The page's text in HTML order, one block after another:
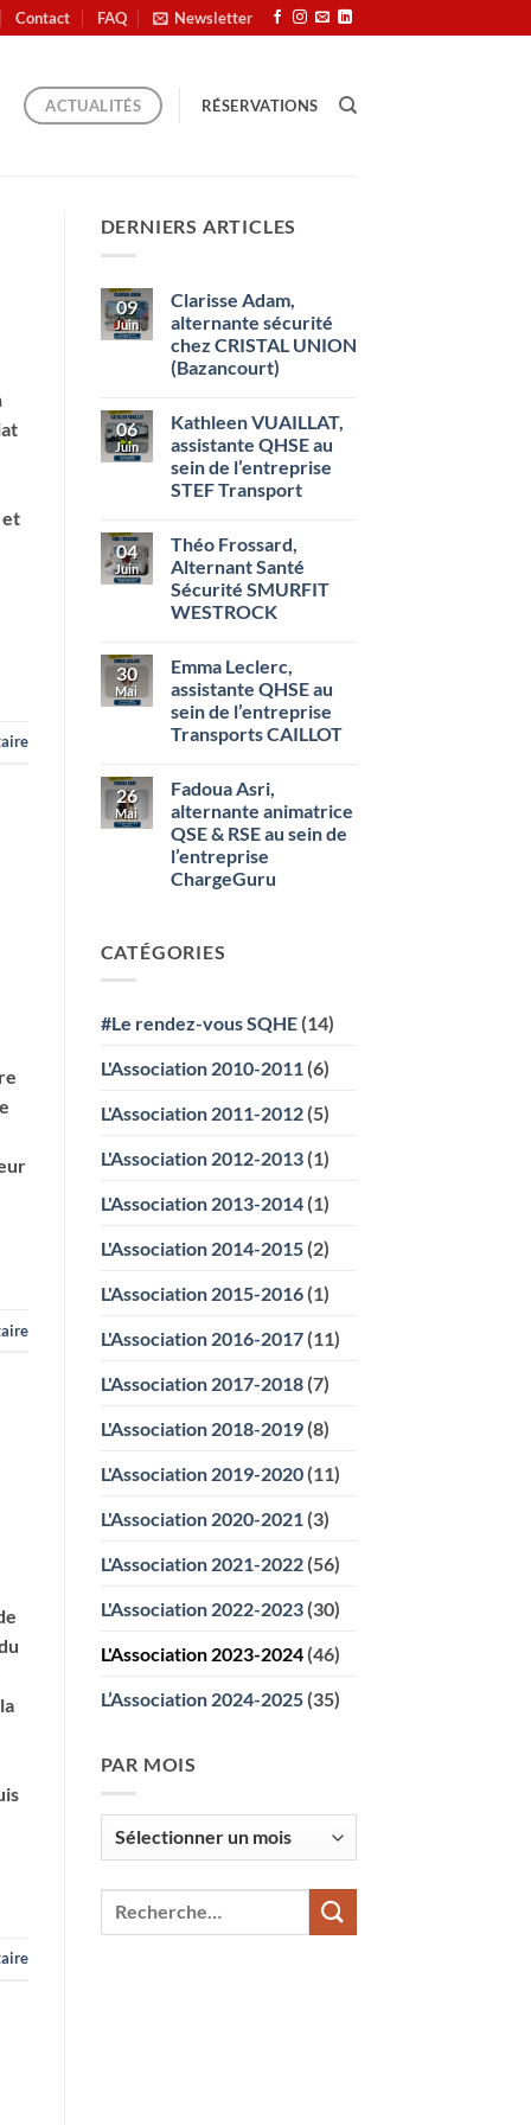
Contact FAQ Newsletter
ACTUALITÉS RÉSERVATIONS
et
DERNIERS ARTICLES
09
Juin
Clarisse Adam,
alternante sécurité
chez CRISTAL UNION
(Bazancourt)
sur
Clarisse
Adam,
alternante
sécurité
chez
(Bazancourt)
06
Juin
Kathleen VUAILLAT,
assistante QHSE au
sein de l’entreprise
STEF Transport
sur
Kathleen
VUAILLAT,
assistante
QHSE
au
l’entreprise
Transport
04
Juin
Théo Frossard,
Alternant Santé
Sécurité SMURFIT
WESTROCK
sur
Frossard,
Alternant
Santé
Sécurité
30
Mai
Emma Leclerc,
assistante QHSE au
sein de l’entreprise
Transports CAILLOT
sur
Emma
Leclerc,
assistante
QHSE
au
sein
26
Mai
Fadoua Asri,
alternante animatrice
QSE & RSE au sein de
l’entreprise
ChargeGuru
Fadoua
Asri,
&
sein
ChargeGuru
CATÉGORIES
#Le rendez-vous SQHE(14)
L'Association 2010-2011(6)
L'Association 2011-2012(5)
L'Association 2012-2013(1)
L'Association 2013-2014(1)
L'Association 2014-2015(2)
L'Association 2015-2016(1)
L'Association 2016-2017(11)
L'Association 2017-2018(7)
L'Association 2018-2019(8)
L'Association 2019-2020(11)
L'Association 2020-2021(3)
L'Association 2021-2022(56)
L'Association 2022-2023(30)
L'Association 2023-2024(46)
L’Association 2024-2025(35)
PAR MOIS
Par